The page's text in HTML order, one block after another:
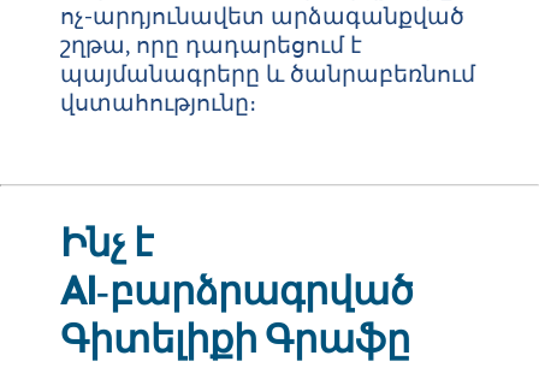
ոչ-արդյունավետ արձագանքված
շղթա, որը դադարեցում է
պայմանագրերը և ծանրաբեռնում
վստահությունը։
Ինչ է
AI‑բարձրագրված
Գիտելիքի Գրաֆը